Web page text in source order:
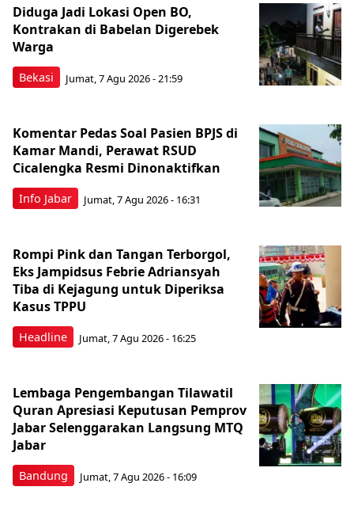
Bekasi
Diduga Jadi Lokasi Open BO,
Kontrakan di Babelan Digerebek
Warga
Jumat, 7 Agu 2026 - 21:59
Info Jabar
Komentar Pedas Soal Pasien BPJS di
Kamar Mandi, Perawat RSUD
Cicalengka Resmi Dinonaktifkan
Jumat, 7 Agu 2026 - 16:31
Headline
Rompi Pink dan Tangan Terborgol,
Eks Jampidsus Febrie Adriansyah
Tiba di Kejagung untuk Diperiksa
Kasus TPPU
Jumat, 7 Agu 2026 - 16:25
Bandung
Lembaga Pengembangan Tilawatil
Quran Apresiasi Keputusan Pemprov
Jabar Selenggarakan Langsung MTQ
Jabar
Jumat, 7 Agu 2026 - 16:09